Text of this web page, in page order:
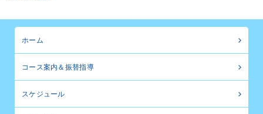
ホーム
コース案内＆振替指導
スケジュール